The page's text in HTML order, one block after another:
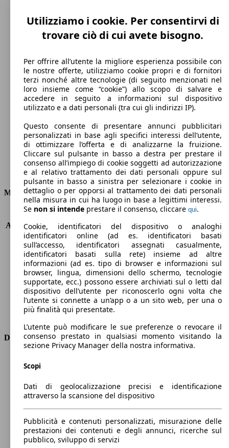
191 km/h
Velocità massima
Benzina
Carburante
Motore e Prestazioni
KW (PS)
81 kW (110 PS)
Accelerazione (0-100 km/h)
11.2s
Velocità massima (km/h)
191 km/h
Numero di marce
6
Coppia
200 nm
Cilindrata
999 ccm
Carburante
Benzina
Cilindri
Trasmissione
Manuale
Tipo di trazione
Dimensioni
Larghezza
1840 mm
Passo
2640 mm
Porte
5
Sedili
5
Utilizziamo i cookie. Per consentirvi di
trovare ciò di cui avete bisogno.
Per offrire all’utente la migliore esperienza possibile con
le nostre offerte, utilizziamo cookie propri e di fornitori
terzi nonché altre tecnologie (di seguito menzionati nel
loro insieme come “cookie”) allo scopo di salvare e
accedere in seguito a informazioni sul dispositivo
utilizzato e a dati personali (tra cui gli indirizzi IP).
Questo consente di presentare annunci pubblicitari
personalizzati in base agli specifici interessi dell’utente,
di ottimizzare l’offerta e di analizzarne la fruizione.
Cliccare sul pulsante in basso a destra per prestare il
consenso all’impiego di cookie soggetti ad autorizzazione
e al relativo trattamento dei dati personali oppure sul
pulsante in basso a sinistra per selezionare i cookie in
dettaglio o per opporsi al trattamento dei dati personali
nella misura in cui ha luogo in base a legittimi interessi.
Se non si intende prestare il consenso, cliccare qui.
Cookie, identificatori del dispositivo o analoghi
identificatori online (ad es. identificatori basati
sull’accesso, identificatori assegnati casualmente,
identificatori basati sulla rete) insieme ad altre
informazioni (ad es. tipo di browser e informazioni sul
browser, lingua, dimensioni dello schermo, tecnologie
supportate, ecc.) possono essere archiviati sul o letti dal
dispositivo dell’utente per riconoscerlo ogni volta che
l’utente si connette a un’app o a un sito web, per una o
più finalità qui presentate.
L’utente può modificare le sue preferenze o revocare il
consenso prestato in qualsiasi momento visitando la
sezione Privacy Manager della nostra informativa.
Scopi
Dati di geolocalizzazione precisi e identificazione
attraverso la scansione del dispositivo
Pubblicità e contenuti personalizzati, misurazione delle
prestazioni dei contenuti e degli annunci, ricerche sul
pubblico, sviluppo di servizi